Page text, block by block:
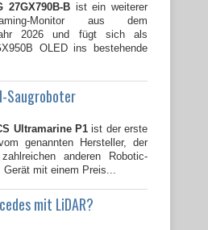
27GX790B-B ist ein weiterer
Monitor aus dem
2026 und fügt sich als
OLED ins bestehende
Saugroboter
Ultramarine P1 ist der erste
genannten Hersteller, der
anderen Robotic-
mit einem Preis...
mit LiDAR?